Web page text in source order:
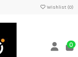
Wishlist (0)
0